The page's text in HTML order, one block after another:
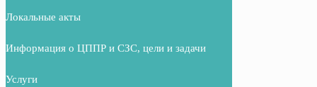
Локальные акты
Информация о ЦППР и СЗС, цели и задачи
Услуги